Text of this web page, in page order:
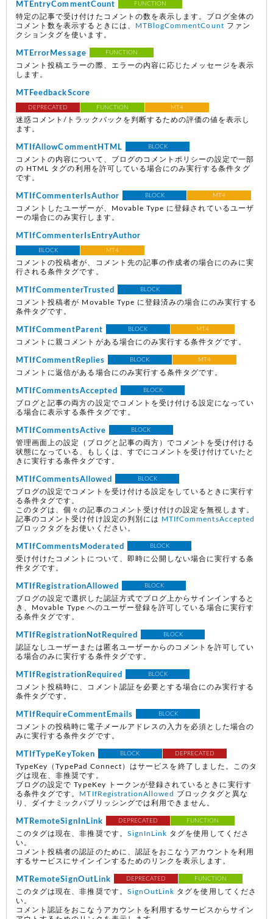
MTEntryCommentCount FUNCTION
特定の記事で受け付けたコメントの数を表示します。ブログ全体の
コメント数を表示するときには、
MTBlogCommentCount ファン
クションタグを使います。
MTErrorMessage FUNCTION
コメント投稿エラーの際、エラーの内容に応じたメッセージを表示
します。
MTFeedbackScore
DEPRECATED FUNCTION MT4
迷惑コメント/トラックバックを判断するための評価の値を表示し
ます。
MTIfAllowCommentHTML BLOCK
コメントの内容について、ブログのコメントポリシーの設定で一部
の HTML タグの利用を許可している場合にのみ実行する条件タグ
です。
MTIfCommenterIsAuthor BLOCK MT4
コメントしたユーザーが、Movable Type に登録されているユーザ
ーの場合にのみ実行します。
MTIfCommenterIsEntryAuthor
BLOCK MT4
コメントの投稿者が、コメント先の記事の作成者の場合にのみに実
行される条件タグです。
MTIfCommenterTrusted BLOCK
コメント投稿者が Movable Type に登録済みの場合にのみ実行する
条件タグです。
MTIfCommentParent BLOCK MT4
コメントに親コメントがある場合にのみ実行する条件タグです。
MTIfCommentReplies BLOCK MT4
コメントに返信がある場合にのみ実行する条件タグです。
MTIfCommentsAccepted BLOCK
ブログと記事の両方の設定でコメントを受け付ける設定になってい
る場合に表示する条件タグです。
MTIfCommentsActive BLOCK
管理画面上の設定（ブログと記事の両方）でコメントを受け付ける
状態になっている、もしくは、すでにコメントを受け付けていたと
きに実行する条件タグです。
MTIfCommentsAllowed BLOCK
ブログの設定でコメントを受け付ける設定をしているときに実行す
る条件タグです。
このタグは、個々の記事のコメント受け付けの設定を無視します。
記事のコメント受け付け設定の判別には
MTIfCommentsAccepted
ブロックタグをお使いください。
MTIfCommentsModerated BLOCK
受け付けたコメントについて、即時に公開しない場合に実行する条
件タグです。
MTIfRegistrationAllowed BLOCK
ブログの設定で選択した認証方式でブログ上からサインインすると
き、Movable Type へのユーザー登録を許可している場合に実行す
る条件タグです。
MTIfRegistrationNotRequired BLOCK
認証なしユーザーまたは匿名ユーザーからのコメントを許可してい
る場合のみに実行する条件タグです。
MTIfRegistrationRequired BLOCK
コメント投稿時に、コメント認証を必要とする場合にのみ実行する
条件タグです。
MTIfRequireCommentEmails BLOCK
コメントの投稿時に電子メールアドレスの入力を必須とした場合の
みに実行する条件タグです。
MTIfTypeKeyToken BLOCK DEPRECATED
TypeKey（TypePad Connect）はサービスを終了しました。このタ
グは現在、非推奨です。
ブログの設定で TypeKey トークンが登録されているときに実行す
る条件タグです。
MTIfRegistrationAllowed
ブロックタグと異な
り、ダイナミックパブリッシングでは利用できません。
MTRemoteSignInLink DEPRECATED FUNCTION
このタグは現在、非推奨です。 SignInLink タグを使用してくださ
い。
コメント投稿者の認証のために、認証をおこなうアカウントを利用
するサービスにサインインするためのリンクを表示します。
MTRemoteSignOutLink DEPRECATED FUNCTION
このタグは現在、非推奨です。 SignOutLink タグを使用してくださ
い。
コメント認証をおこなうアカウントを利用するサービスからサイン